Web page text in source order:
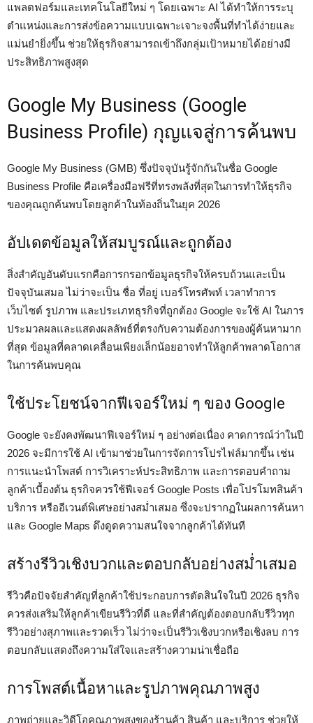
แพลตฟอร์มและเทคโนโลยีใหม่ ๆ โดยเฉพาะ AI ได้ทำให้การระบุ
ตำแหน่งและการส่งข้อความแบบเฉพาะเจาะจงพื้นที่ทำได้ง่ายและ
แม่นยำยิ่งขึ้น ช่วยให้ธุรกิจสามารถเข้าถึงกลุ่มเป้าหมายได้อย่างมี
ประสิทธิภาพสูงสุด
Google My Business (Google
Business Profile) กุญแจสู่การค้นพบ
Google My Business (GMB) ซึ่งปัจจุบันรู้จักกันในชื่อ Google
Business Profile คือเครื่องมือฟรีที่ทรงพลังที่สุดในการทำให้ธุรกิจ
ของคุณถูกค้นพบโดยลูกค้าในท้องถิ่นในยุค 2026
อัปเดตข้อมูลให้สมบูรณ์และถูกต้อง
สิ่งสำคัญอันดับแรกคือการกรอกข้อมูลธุรกิจให้ครบถ้วนและเป็น
ปัจจุบันเสมอ ไม่ว่าจะเป็น ชื่อ ที่อยู่ เบอร์โทรศัพท์ เวลาทำการ
เว็บไซต์ รูปภาพ และประเภทธุรกิจที่ถูกต้อง Google จะใช้ AI ในการ
ประมวลผลและแสดงผลลัพธ์ที่ตรงกับความต้องการของผู้ค้นหามาก
ที่สุด ข้อมูลที่คลาดเคลื่อนเพียงเล็กน้อยอาจทำให้ลูกค้าพลาดโอกาส
ในการค้นพบคุณ
ใช้ประโยชน์จากฟีเจอร์ใหม่ ๆ ของ Google
Google จะยังคงพัฒนาฟีเจอร์ใหม่ ๆ อย่างต่อเนื่อง คาดการณ์ว่าในปี
2026 จะมีการใช้ AI เข้ามาช่วยในการจัดการโปรไฟล์มากขึ้น เช่น
การแนะนำโพสต์ การวิเคราะห์ประสิทธิภาพ และการตอบคำถาม
ลูกค้าเบื้องต้น ธุรกิจควรใช้ฟีเจอร์ Google Posts เพื่อโปรโมทสินค้า
บริการ หรืออีเวนต์พิเศษอย่างสม่ำเสมอ ซึ่งจะปรากฏในผลการค้นหา
และ Google Maps ดึงดูดความสนใจจากลูกค้าได้ทันที
สร้างรีวิวเชิงบวกและตอบกลับอย่างสม่ำเสมอ
รีวิวคือปัจจัยสำคัญที่ลูกค้าใช้ประกอบการตัดสินใจในปี 2026 ธุรกิจ
ควรส่งเสริมให้ลูกค้าเขียนรีวิวที่ดี และที่สำคัญต้องตอบกลับรีวิวทุก
รีวิวอย่างสุภาพและรวดเร็ว ไม่ว่าจะเป็นรีวิวเชิงบวกหรือเชิงลบ การ
ตอบกลับแสดงถึงความใส่ใจและสร้างความน่าเชื่อถือ
การโพสต์เนื้อหาและรูปภาพคุณภาพสูง
ภาพถ่ายและวิดีโอคุณภาพสูงของร้านค้า สินค้า และบริการ ช่วยให้